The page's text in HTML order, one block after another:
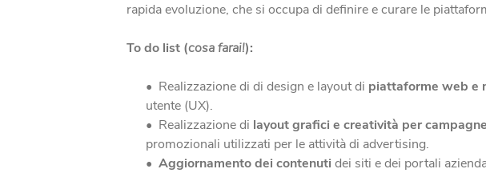
rapida evoluzione, che si occupa di definire e curare le
To do list (cosa farai!):
Realizzazione di di design e layout di piattaforme web e
utente (UX).
Realizzazione di layout grafici e creatività per
promozionali utilizzati per le attività di advertising.
Aggiornamento dei contenuti dei siti e dei portali